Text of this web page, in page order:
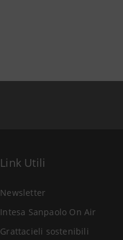
Link Utili
Newsletter
Intesa Sanpaolo On Air
Grattacieli sostenibili